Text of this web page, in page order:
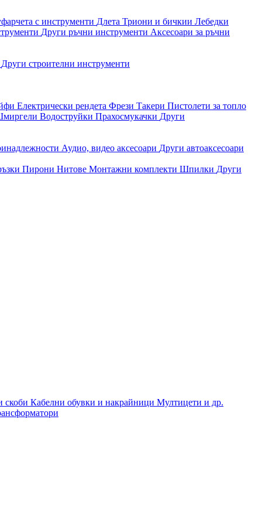
с инструменти Длета Триони и бичкии Лебедки
Други ръчни инструменти Аксесоари за ръчни
Други строителни инструменти
Електрически рендета Фрези Такери Пистолети за топло
Водоструйки Прахосмукачки Други
Аудио, видео аксесоари Други автоаксесоари
Пирони Нитове Монтажни комплекти Шпилки Други
скоби Кабелни обувки и накрайници Мултицети и др.